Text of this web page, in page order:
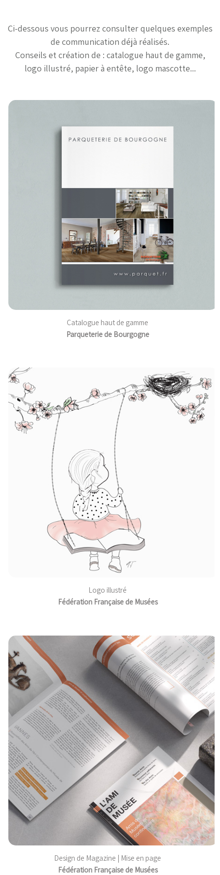
Ci-dessous vous pourrez consulter quelques exemples
de communication déjà réalisés.
Conseils et création de : catalogue haut de gamme,
logo illustré, papier à entête, logo mascotte...
Catalogue haut de gamme
Parqueterie de Bourgogne
Logo illustré
Fédération Française de Musées
Design de Magazine | Mise en page
Fédération Française de Musées